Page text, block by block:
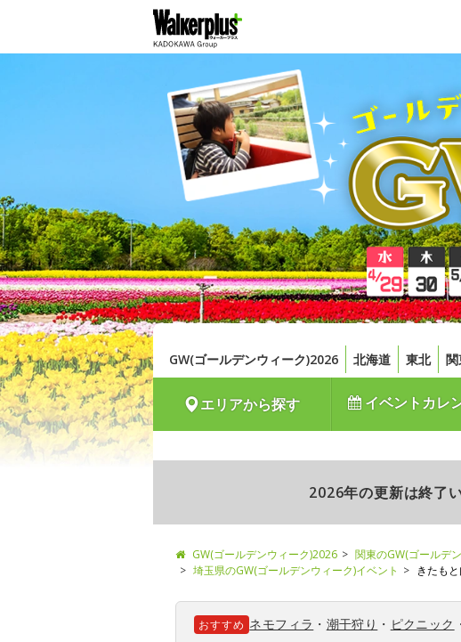
GW(ゴールデンウィーク)2026 北海道 東北
エリアから探す イベントカレ
2026年の更新は終了
GW(ゴールデンウィーク)2026 関東のGW(ゴールデ
埼玉県のGW(ゴールデンウィーク)イベント
きたもと
おすすめ ネモフィラ ・ 潮干狩り ・ ピクニック